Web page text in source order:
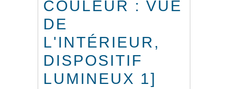
COULEUR : VUE
DE
L'INTÉRIEUR,
DISPOSITIF
LUMINEUX 1]